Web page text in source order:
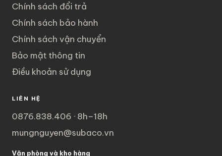
Chính sách đổi trả
Chính sách bảo hành
Chính sách vận chuyển
Bảo mật thông tin
Điều khoản sử dụng
LIÊN HỆ
0876.838.406 · 8h–18h
mungnguyen@subaco.vn
Văn phòng và kho hàng